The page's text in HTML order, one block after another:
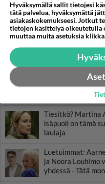
LUETUIMMAT
Muistatko?
elävä Satu sai
rahasalkun Henry-
Tiesitkö? Martina
isäpuoli on tämä
laulaja
Luetuimmat:
ja Noora Louhimo
yhdessä - Tätä
Hyväksymällä sallit tietojesi
tätä palvelua, hyväksymättä
asiakaskokemukseesi. Jotkut
tietojen käsittelyä oikeutetulla
muuttaa muita asetuksia